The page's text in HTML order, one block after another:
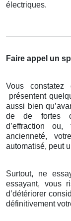
électriques.
Faire appel un
Vous
présentent
aussi bien
de de fortes
d’effraction
ancienneté,
automatisé, peut
Surtout, ne
essayant, vous
d’détériorer
définitivement